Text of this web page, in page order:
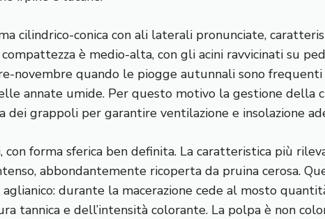
cilindrico-conica con ali laterali pronunciate,
è medio-alta, con gli acini ravvicinati su
novembre quando le piogge autunnali sono
annate umide. Per questo motivo la gestione
dei grappoli per garantire ventilazione e insolazione
con forma sferica ben definita. La caratteristica più
abbondantemente ricoperta da pruina cerosa.
durante la macerazione cede al mosto
tannica e dell’intensità colorante. La polpa è non